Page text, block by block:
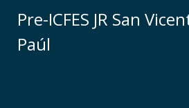
al
Pre-ICFES JR San
Paúl